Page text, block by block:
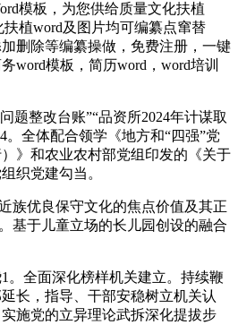
模板，为您供给质量文化扶植
植word及图片均可编纂点窜替
删除等编纂操做，免费注册，一键
word模板，简历word，word培训
整改台账”“品资所2024年计谋取
。全体配合领学《地方和“四强”党
》和农业农村部党组印发的《关于
织党建勾当。
优良保守文化的焦点价值及其正
基于儿童立场的长儿园创设的融合
全面深化榜样机关建立。持续鞭
长，指导、干部安稳树立机关认
施党的立异理论武拆深化提拔步